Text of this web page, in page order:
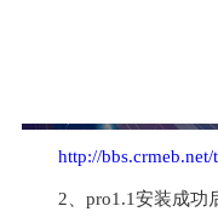
http://
2、pro1.1安装成功